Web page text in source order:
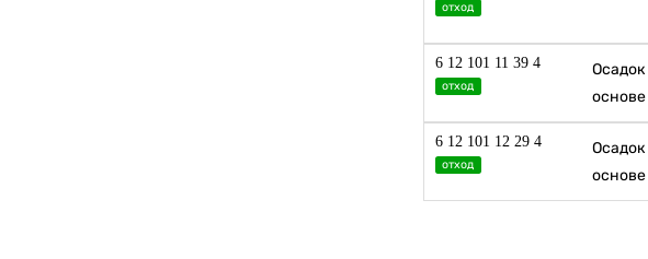
отход
6 12 101 11 39 4
отход
6 12 101 12 29 4
отход